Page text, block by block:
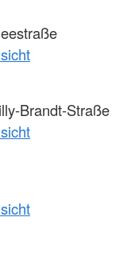
Brandt-Straße